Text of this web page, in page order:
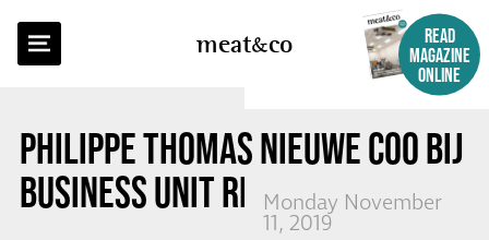
meatco
READ
MAGAZINE
ONLINE
PHILIPPE THOMAS NIEUWE COO BIJ
BUSINESS UNIT RETAIL VION
Monday November
11, 2019
BACK TO OVERVIEW